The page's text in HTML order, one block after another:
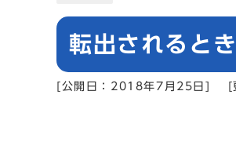
転出されると
[公開日：2018年7月25日]